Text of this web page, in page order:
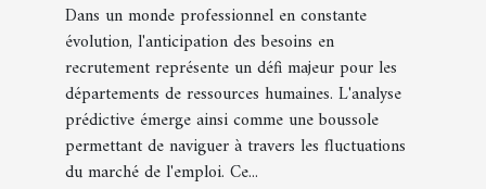
Dans un monde professionnel en constante
évolution, l'anticipation des besoins en
recrutement représente un défi majeur pour les
départements de ressources humaines. L'analyse
prédictive émerge ainsi comme une boussole
permettant de naviguer à travers les fluctuations
du marché de l'emploi. Ce...